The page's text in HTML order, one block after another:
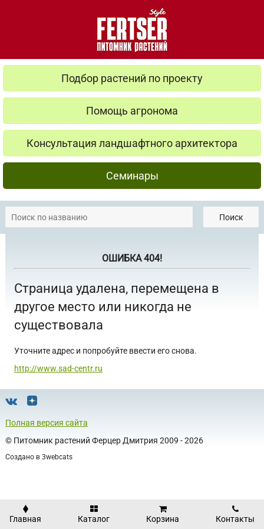
Подбор растений по проекту
Помощь агронома
Консультация ландшафтного архитектора
Семинары
Поиск
ОШИБКА 404!
Страница удалена, перемещена в
другое место или никогда не
существовала
Уточните адрес и попробуйте ввести его снова.
http://www.sad-centr.ru
Полная версия сайта
© Питомник растений Ферцер Дмитрия 2009 - 2026
Создано в 3webcats
Главная Каталог Корзина Контакты